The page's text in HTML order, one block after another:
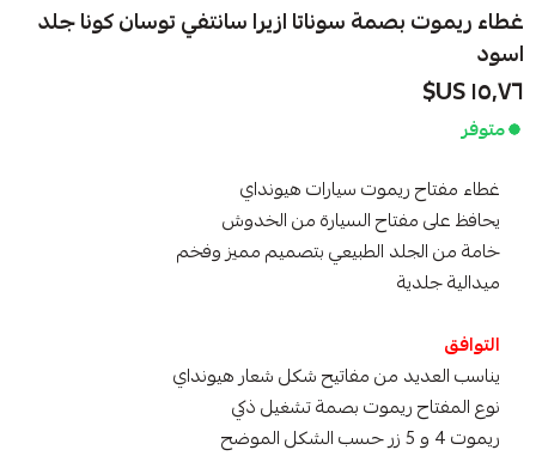
غطاء ريموت بصمة سوناتا ازيرا سانتفي توسان كونا جلد
اسود
١٥٫٧٦ US$
متوفر
غطاء مفتاح ريموت سيارات هيونداي
يحافظ على مفتاح السيارة من الخدوش
خامة من الجلد الطبيعي بتصميم مميز وفخم
ميدالية جلدية
التوافق
يناسب العديد من مفاتيح شكل شعار هيونداي
نوع المفتاح ريموت بصمة تشغيل ذكي
ريموت 4 و 5 زر حسب الشكل الموضح